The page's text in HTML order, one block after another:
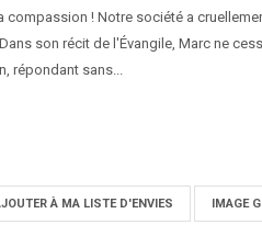
compassion ! Notre société a
son récit de l'Évangile, Marc ne
répondant sans...
À MA LISTE D'ENVIES IMAGE